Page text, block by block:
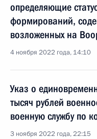
определяющие
формирований,
возложенных на
4 ноября 2022 года, 14:10
Указ о
тысяч рублей
военную службу по
3 ноября 2022 года, 22:15